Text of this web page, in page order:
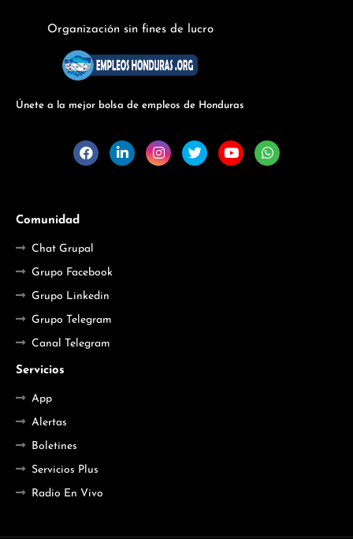
Organización sin fines de lucro
Únete a la mejor bolsa de empleos de Honduras
Comunidad
Chat Grupal
Grupo Facebook
Grupo Linkedin
Grupo Telegram
Canal Telegram
Servicios
App
Alertas
Boletines
Servicios Plus
Radio En Vivo